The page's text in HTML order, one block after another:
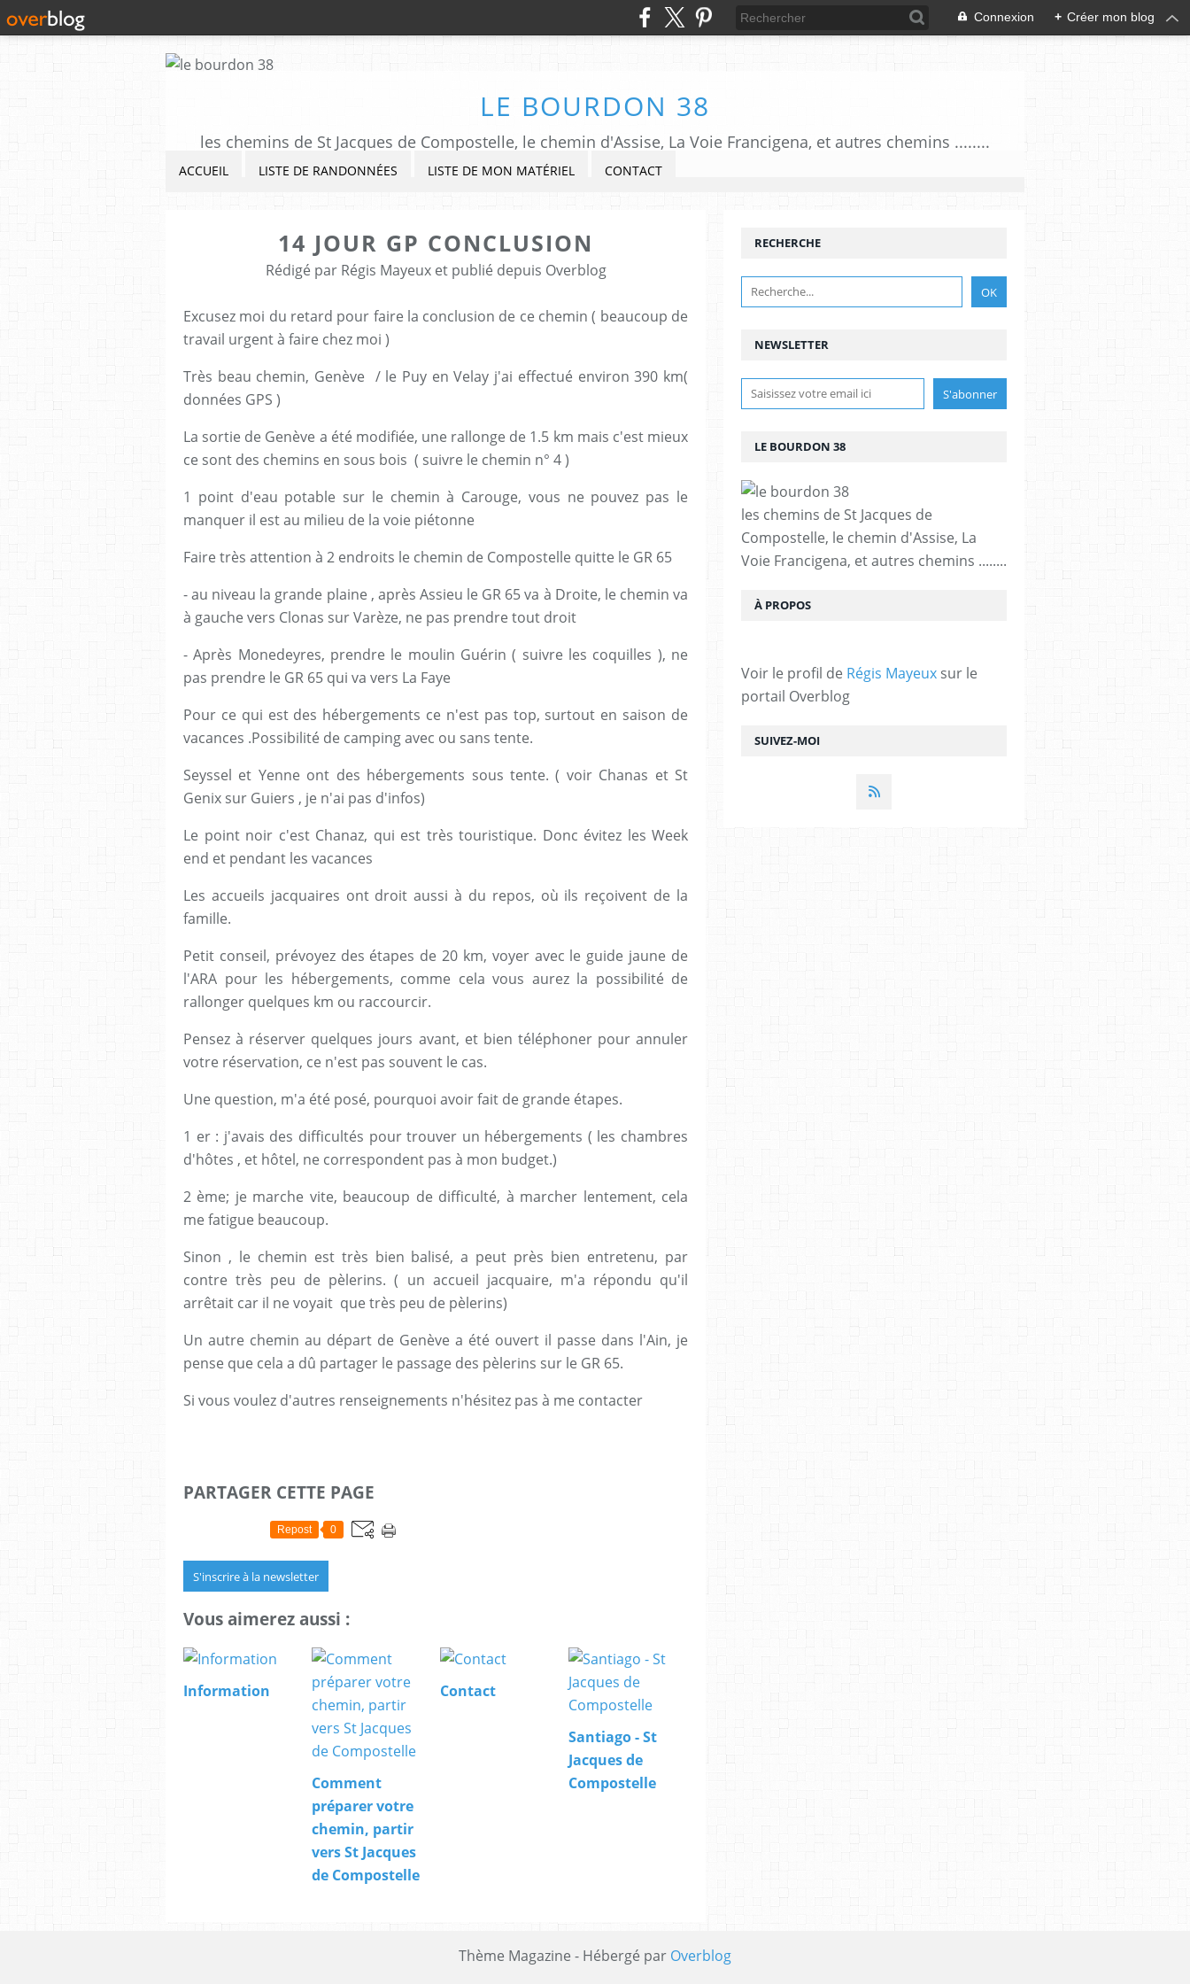
Connexion + Créer mon blog
LE BOURDON 38
les chemins de St Jacques de Compostelle, le chemin d'Assise, La Voie Francigena, et autres chemins ........
ACCUEIL LISTE DE RANDONNÉES LISTE DE MON MATÉRIEL CONTACT
14 JOUR GP CONCLUSION
Rédigé par Régis Mayeux et publié depuis Overblog
Excusez moi du retard pour faire la conclusion de ce chemin ( beaucoup de
travail urgent à faire chez moi )
Très beau chemin, Genève / le Puy en Velay j'ai effectué environ 390 km(
données GPS )
La sortie de Genève a été modifiée, une rallonge de 1.5 km mais c'est mieux
ce sont des chemins en sous bois ( suivre le chemin n° 4 )
1 point d'eau potable sur le chemin à Carouge, vous ne pouvez pas le
manquer il est au milieu de la voie piétonne
Faire très attention à 2 endroits le chemin de Compostelle quitte le GR 65
- au niveau la grande plaine , après Assieu le GR 65 va à Droite, le chemin va
à gauche vers Clonas sur Varèze, ne pas prendre tout droit
- Après Monedeyres, prendre le moulin Guérin ( suivre les coquilles ), ne
pas prendre le GR 65 qui va vers La Faye
Pour ce qui est des hébergements ce n'est pas top, surtout en saison de
vacances .Possibilité de camping avec ou sans tente.
Seyssel et Yenne ont des hébergements sous tente. ( voir Chanas et St
Genix sur Guiers , je n'ai pas d'infos)
Le point noir c'est Chanaz, qui est très touristique. Donc évitez les Week
end et pendant les vacances
Les accueils jacquaires ont droit aussi à du repos, où ils reçoivent de la
famille.
Petit conseil, prévoyez des étapes de 20 km, voyer avec le guide jaune de
l'ARA pour les hébergements, comme cela vous aurez la possibilité de
rallonger quelques km ou raccourcir.
Pensez à réserver quelques jours avant, et bien téléphoner pour annuler
votre réservation, ce n'est pas souvent le cas.
Une question, m'a été posé, pourquoi avoir fait de grande étapes.
1 er : j'avais des difficultés pour trouver un hébergements ( les chambres
d'hôtes , et hôtel, ne correspondent pas à mon budget.)
2 ème; je marche vite, beaucoup de difficulté, à marcher lentement, cela
me fatigue beaucoup.
Sinon , le chemin est très bien balisé, a peut près bien entretenu, par
contre très peu de pèlerins. ( un accueil jacquaire, m'a répondu qu'il
arrêtait car il ne voyait que très peu de pèlerins)
Un autre chemin au départ de Genève a été ouvert il passe dans l'Ain, je
pense que cela a dû partager le passage des pèlerins sur le GR 65.
Si vous voulez d'autres renseignements n'hésitez pas à me contacter
PARTAGER CETTE PAGE
Repost 0
S'inscrire à la newsletter
Vous aimerez aussi :
Information
Comment
préparer votre
chemin, partir
vers St Jacques
de Compostelle
Contact
Santiago - St
Jacques de
Compostelle
NEWSLETTER
SUIVEZ-MOI
RECHERCHE
LE BOURDON 38
les chemins de St Jacques de
Compostelle, le chemin d'Assise, La
Voie Francigena, et autres chemins ........
À PROPOS
Voir le profil de Régis Mayeux sur le
portail Overblog
Thème Magazine - Hébergé par Overblog